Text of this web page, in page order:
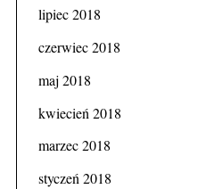
lipiec 2018
czerwiec 2018
maj 2018
kwiecień 2018
marzec 2018
styczeń 2018